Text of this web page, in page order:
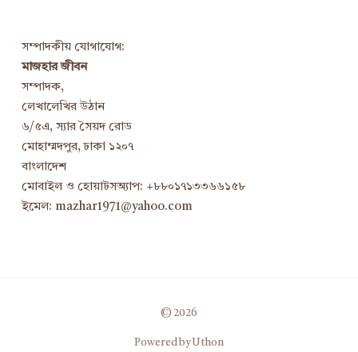
সম্পাদকীয় যোগাযোগ:
মাজহার জীবন
সম্পাদক,
লেখালেখির উঠান
৬/৫এ, স্যার সৈয়দ রোড
মোহাম্মদপুর, ঢাকা ১২০৭
বাংলাদেশ
মোবাইল ও হোয়াটসঅ্যাপ: +৮৮০১৭১৩৩৬৬১৫৮
ইমেল: mazhar1971@yahoo.com
© 2026
Powered by Uthon